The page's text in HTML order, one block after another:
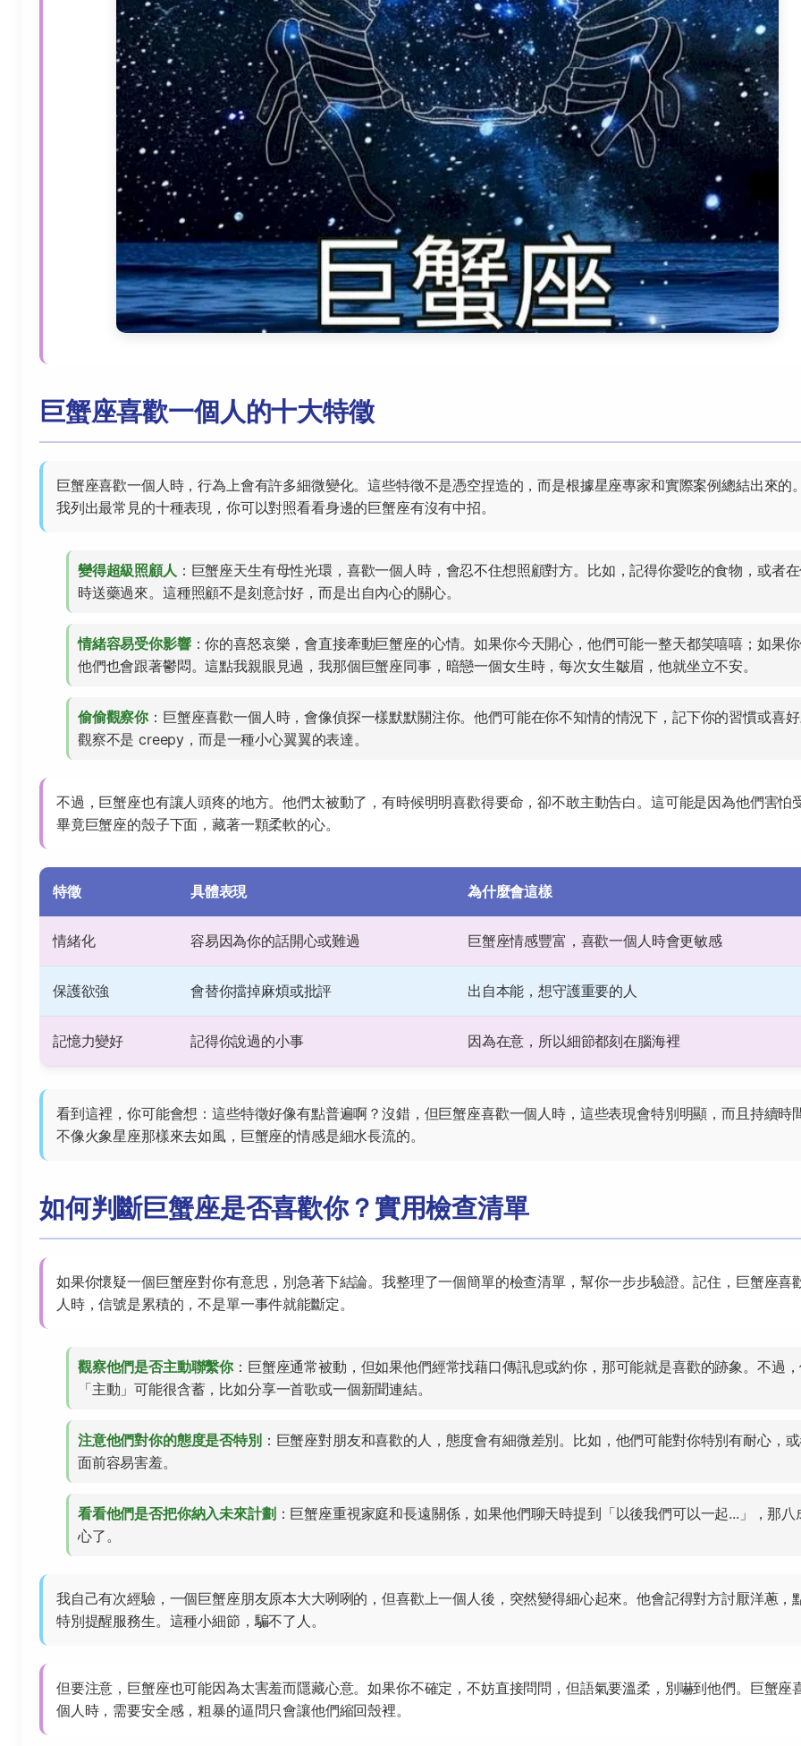
巨蟹座喜歡一個人的十大特徵
巨蟹座喜歡一個人時，行為上會有許多細微變化。這些特徵不是憑空捏造的，而是根據星座專家和實際案例總結出來的
我列出最常見的十種表現，你可以對照看看身邊的巨蟹座有沒有中招。
變得超級照顧人 ：巨蟹座天生有母性光環，喜歡一個人時，會忍不住想照顧對方。比如，記得你愛吃的食物，或者
時送藥過來。這種照顧不是刻意討好，而是出自內心的關心。
情緒容易受你影響：你的喜怒哀樂，會直接牽動巨蟹座的心情。如果你今天開心，他們可能一整天都笑嘻嘻；如果
他們也會跟著鬱悶。這點我親眼見過，我那個巨蟹座同事，暗戀一個女生時，每次女生皺眉，他就坐立不安。
偷偷觀察你：巨蟹座喜歡一個人時，會像偵探一樣默默關注你。他們可能在你不知情的情況下，記下你的習慣或喜
觀察不是 creepy，而是一種小心翼翼的表達。
不過，巨蟹座也有讓人頭疼的地方。他們太被動了，有時候明明喜歡得要命，卻不敢主動告白。這可能是因為他們害怕
畢竟巨蟹座的殼子下面，藏著一顆柔軟的心。
特徵 具體表現 為什麼會這樣
情緒化 容易因為你的話開心或難過 巨蟹座情感豐富，喜歡一個人時會更敏感
保護欲強 會替你擋掉麻煩或批評 出自本能，想守護重要的人
記憶力變好 記得你說過的小事 因為在意，所以細節都刻在腦海裡
看到這裡，你可能會想：這些特徵好像有點普遍啊？沒錯，但巨蟹座喜歡一個人時，這些表現會特別明顯，而且持續時
不像火象星座那樣來去如風，巨蟹座的情感是細水長流的。
如何判斷巨蟹座是否喜歡你？實用檢查清單
如果你懷疑一個巨蟹座對你有意思，別急著下結論。我整理了一個簡單的檢查清單，幫你一步步驗證。記住，巨蟹座喜
人時，信號是累積的，不是單一事件就能斷定。
觀察他們是否主動聯繫你：巨蟹座通常被動，但如果他們經常找藉口傳訊息或約你，那可能就是喜歡的跡象。不過
「主動」可能很含蓄，比如分享一首歌或一個新聞連結。
注意他們對你的態度是否特別 ：巨蟹座對朋友和喜歡的人，態度會有細微差別。比如，他們可能對你特別有耐心，
面前容易害羞。
看看他們是否把你納入未來計劃 ：巨蟹座重視家庭和長遠關係，如果他們聊天時提到「以後我們可以一起...」，那八
心了。
我自己有次經驗，一個巨蟹座朋友原本大大咧咧的，但喜歡上一個人後，突然變得細心起來。他會記得對方討厭洋蔥，
特別提醒服務生。這種小細節，騙不了人。
但要注意，巨蟹座也可能因為太害羞而隱藏心意。如果你不確定，不妨直接問問，但語氣要溫柔，別嚇到他們。巨蟹座
個人時，需要安全感，粗暴的逼問只會讓他們縮回殼裡。